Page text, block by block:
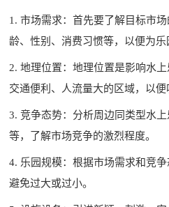
1. 市场需求：首先要了解目标市
龄、性别、消费习惯等，以便为乐
2. 地理位置：地理位置是影响水
交通便利、人流量大的区域，以便
3. 竞争态势：分析周边同类型水
等，了解市场竞争的激烈程度。
4. 乐园规模：根据市场需求和竞
避免过大或过小。